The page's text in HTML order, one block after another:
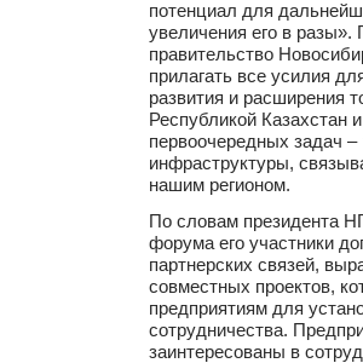
потенциал для
увеличения его в разы».
правительство
прилагать все усилия
развития и расширения
Республикой Казахстан
первоочередных задач –
инфраструктуры,
нашим регионом.
По словам президента
форума его участники
партнерских связей,
совместных проектов,
предприятиям для
сотрудничества.
заинтересованы в